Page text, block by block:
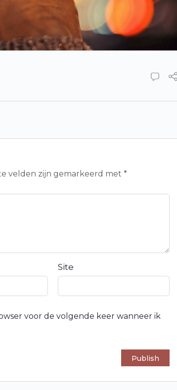
velden zijn gemarkeerd met *
Site
voor de volgende keer wanneer ik